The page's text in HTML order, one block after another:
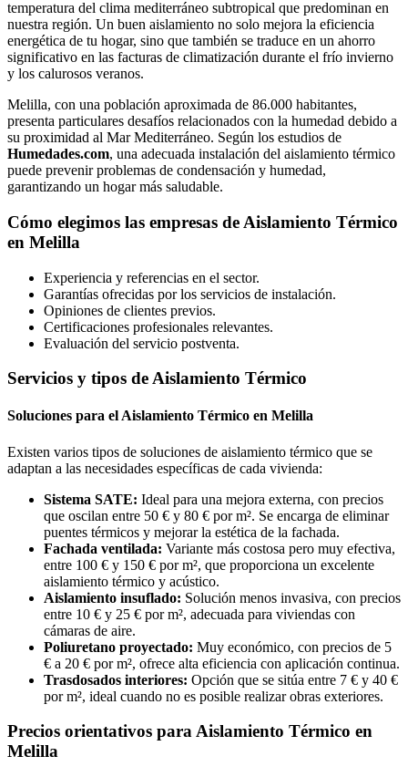
temperatura del clima mediterráneo subtropical que predominan en
nuestra región. Un buen aislamiento no solo mejora la eficiencia
energética de tu hogar, sino que también se traduce en un ahorro
significativo en las facturas de climatización durante el frío invierno
y los calurosos veranos.
Melilla, con una población aproximada de 86.000 habitantes,
presenta particulares desafíos relacionados con la humedad debido a
su proximidad al Mar Mediterráneo. Según los estudios de
Humedades.com, una adecuada instalación del aislamiento térmico
puede prevenir problemas de condensación y humedad,
garantizando un hogar más saludable.
Cómo elegimos las empresas de Aislamiento Térmico
en Melilla
Experiencia y referencias en el sector.
Garantías ofrecidas por los servicios de instalación.
Opiniones de clientes previos.
Certificaciones profesionales relevantes.
Evaluación del servicio postventa.
Servicios y tipos de Aislamiento Térmico
Soluciones para el Aislamiento Térmico en Melilla
Existen varios tipos de soluciones de aislamiento térmico que se
adaptan a las necesidades específicas de cada vivienda:
Sistema SATE: Ideal para una mejora externa, con precios
que oscilan entre 50 € y 80 € por m². Se encarga de eliminar
puentes térmicos y mejorar la estética de la fachada.
Fachada ventilada: Variante más costosa pero muy efectiva,
entre 100 € y 150 € por m², que proporciona un excelente
aislamiento térmico y acústico.
Aislamiento insuflado: Solución menos invasiva, con precios
entre 10 € y 25 € por m², adecuada para viviendas con
cámaras de aire.
Poliuretano proyectado: Muy económico, con precios de 5
€ a 20 € por m², ofrece alta eficiencia con aplicación continua.
Trasdosados interiores: Opción que se sitúa entre 7 € y 40 €
por m², ideal cuando no es posible realizar obras exteriores.
Precios orientativos para Aislamiento Térmico en
Melilla